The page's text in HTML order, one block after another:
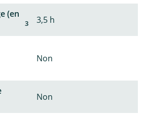
(en
3 3,5 h
Non
Non